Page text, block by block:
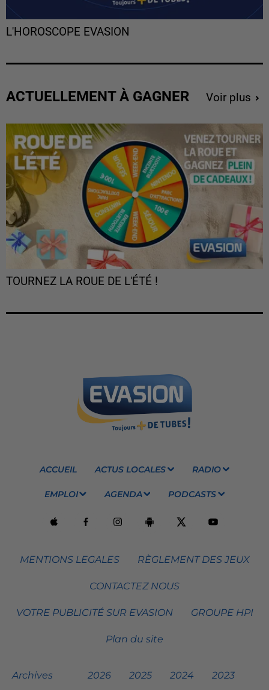
L'HOROSCOPE EVASION
ACTUELLEMENT À GAGNER Voir plus
TOURNEZ LA ROUE DE L'ÉTÉ !
ACCUEIL ACTUS LOCALES RADIO
EMPLOI AGENDA PODCASTS
MENTIONS LEGALES RÈGLEMENT DES JEUX
CONTACTEZ NOUS
VOTRE PUBLICITÉ SUR EVASION GROUPE HPI
Plan du site
Archives 2026 2025 2024 2023